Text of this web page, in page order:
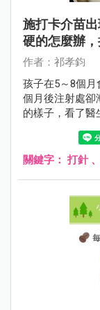
施打卡介苗
硬的怎麼辦
作者：祁孝鈞
孩子在5～8個
個月後注射處卻
的樣子，看了醫
甚麼時候需要
關鍵字： 打針 、